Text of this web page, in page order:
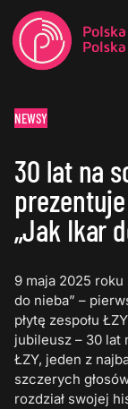
NEWSY
30 lat na
„Jak Ikar
9 maja 2025 roku
do nieba” –
płytę zespołu
jubileusz – 30 lat
ŁZY, jeden z
szczerych
rozdział swojej